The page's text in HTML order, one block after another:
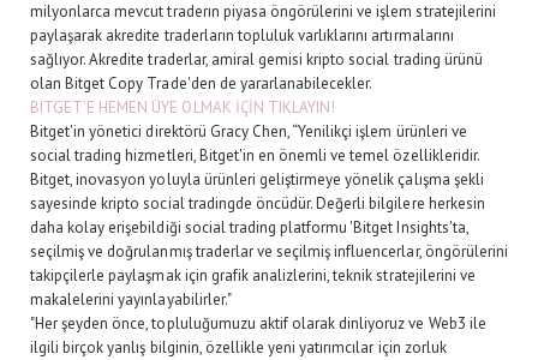
milyonlarca mevcut traderın piyasa öngörülerini ve işlem stratejilerini
paylaşarak akredite traderların topluluk varlıklarını artırmalarını
sağlıyor. Akredite traderlar, amiral gemisi kripto social trading ürünü
olan Bitget Copy Trade'den de yararlanabilecekler.
BITGET’E HEMEN ÜYE OLMAK İÇİN TIKLAYIN!
Bitget'in yönetici direktörü Gracy Chen, “Yenilikçi işlem ürünleri ve
social trading hizmetleri, Bitget'in en önemli ve temel özellikleridir.
Bitget, inovasyon yoluyla ürünleri geliştirmeye yönelik çalışma şekli
sayesinde kripto social tradingde öncüdür. Değerli bilgilere herkesin
daha kolay erişebildiği social trading platformu 'Bitget Insights'ta,
seçilmiş ve doğrulanmış traderlar ve seçilmiş influencerlar, öngörülerini
takipçilerle paylaşmak için grafik analizlerini, teknik stratejilerini ve
makalelerini yayınlayabilirler."
"Her şeyden önce, topluluğumuzu aktif olarak dinliyoruz ve Web3 ile
ilgili birçok yanlış bilginin, özellikle yeni yatırımcılar için zorluk